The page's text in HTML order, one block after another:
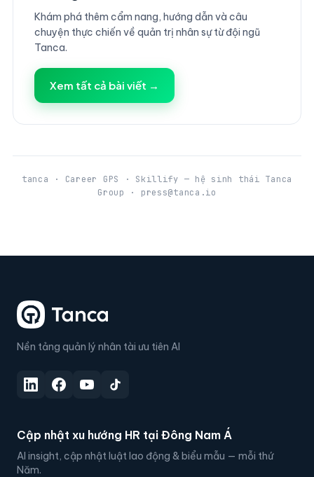
Khám phá thêm cẩm nang, hướng dẫn và câu
chuyện thực chiến về quản trị nhân sự từ đội ngũ
Tanca.
Xem tất cả bài viết →
tanca · Career GPS · Skillify — hệ sinh thái Tanca
Group · press@tanca.io
Nền tảng quản lý nhân tài ưu tiên AI
Cập nhật xu hướng HR tại Đông Nam Á
AI insight, cập nhật luật lao động & biểu mẫu — mỗi thứ
Năm.